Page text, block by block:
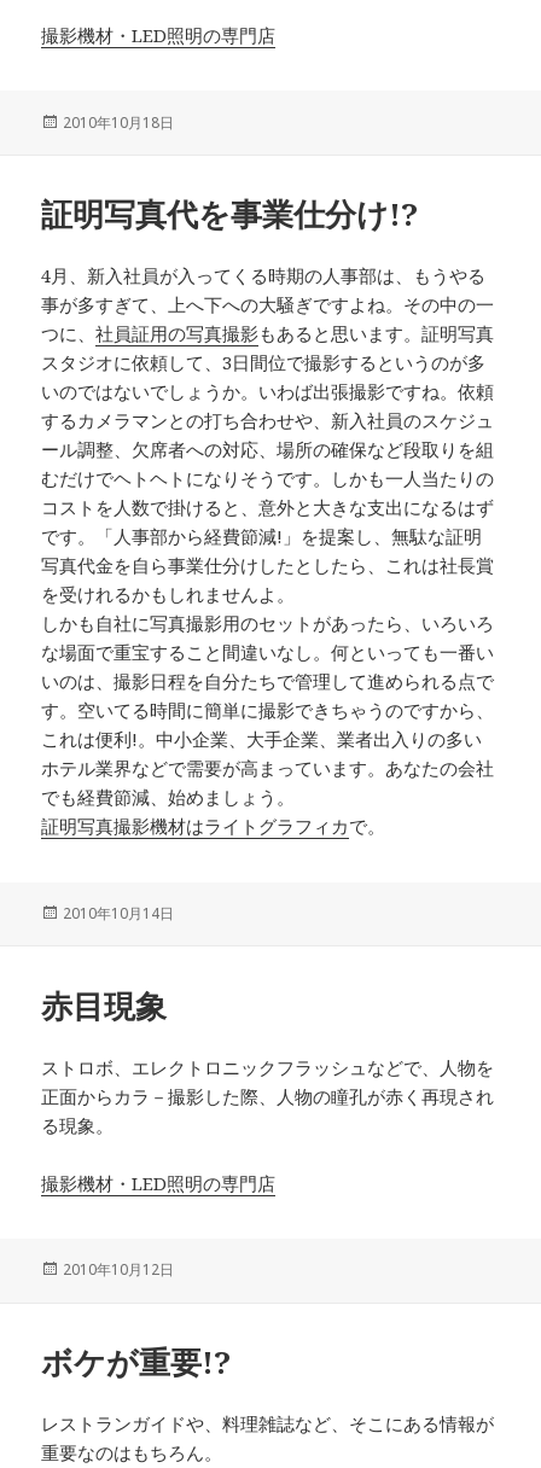
撮影機材・LED照明の専門店
投
2010年10月18日
証明写真代を事業仕分け!?
4月、新入社員が入ってくる時期の人事部は、もうやる
事が多すぎて、上へ下への大騒ぎですよね。その中の一
つに、社員証用の写真撮影もあると思います。証明写真
スタジオに依頼して、3日間位で撮影するというのが多
いのではないでしょうか。いわば出張撮影ですね。依頼
するカメラマンとの打ち合わせや、新入社員のスケジュ
ール調整、欠席者への対応、場所の確保など段取りを組
むだけでヘトヘトになりそうです。しかも一人当たりの
コストを人数で掛けると、意外と大きな支出になるはず
です。「人事部から経費節減!」を提案し、無駄な証明
写真代金を自ら事業仕分けしたとしたら、これは社長賞
を受けれるかもしれませんよ。
しかも自社に写真撮影用のセットがあったら、いろいろ
な場面で重宝すること間違いなし。何といっても一番い
いのは、撮影日程を自分たちで管理して進められる点で
す。空いてる時間に簡単に撮影できちゃうのですから、
これは便利!。中小企業、大手企業、業者出入りの多い
ホテル業界などで需要が高まっています。あなたの会社
でも経費節減、始めましょう。
証明写真撮影機材はライトグラフィカで。
投
2010年10月14日
赤目現象
ストロボ、エレクトロニックフラッシュなどで、人物を
正面からカラ－撮影した際、人物の瞳孔が赤く再現され
る現象。
撮影機材・LED照明の専門店
投
2010年10月12日
ボケが重要!?
レストランガイドや、料理雑誌など、そこにある情報が
重要なのはもちろん。